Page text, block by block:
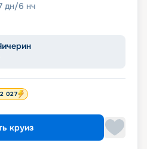
дн/6 нч
027
круиз